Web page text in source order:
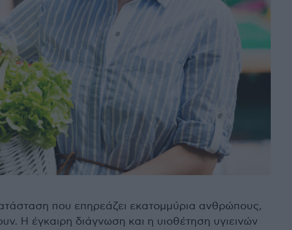
που επηρεάζει εκατομμύρια ανθρώπους,
Η έγκαιρη διάγνωση και η υιοθέτηση υγιεινών